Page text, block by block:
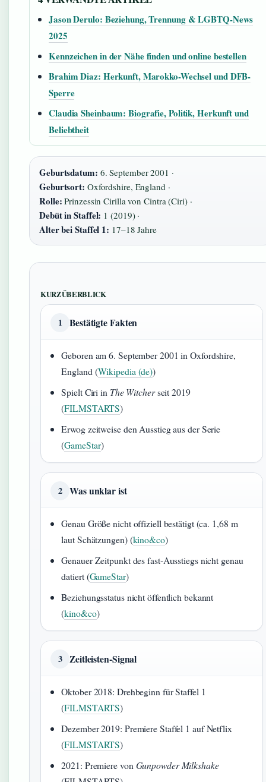
Jason Derulo: Beziehung, Trennung & LGBTQ-News
2025
Kennzeichen in der Nähe finden und online bestellen
Brahim Diaz: Herkunft, Marokko-Wechsel und DFB-
Sperre
Claudia Sheinbaum: Biografie, Politik, Herkunft und
Beliebtheit
Geburtsdatum: 6. September 2001 ·
Geburtsort: Oxfordshire, England ·
Rolle: Prinzessin Cirilla von Cintra (Ciri) ·
Debüt in Staffel: 1 (2019) ·
Alter bei Staffel 1: 17–18 Jahre
KURZÜBERBLICK
1 Bestätigte Fakten
Geboren am 6. September 2001 in Oxfordshire,
England (Wikipedia (de))
Spielt Ciri in The Witcherseit 2019
(FILMSTARTS)
Erwog zeitweise den Ausstieg aus der Serie
(GameStar)
2 Was unklar ist
Genau Größe nicht offiziell bestätigt (ca. 1,68 m
laut Schätzungen) (kino&co)
Genauer Zeitpunkt des fast-Ausstiegs nicht genau
datiert (GameStar)
Beziehungsstatus nicht öffentlich bekannt
(kino&co)
3 Zeitleisten-Signal
Oktober 2018: Drehbeginn für Staffel 1
(FILMSTARTS)
Dezember 2019: Premiere Staffel 1 auf Netflix
(FILMSTARTS)
2021: Premiere von Gunpowder Milkshake